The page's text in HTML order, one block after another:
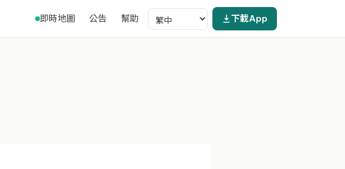
即時地圖 公告 幫助 下載App